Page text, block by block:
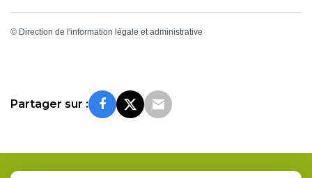
© Direction de l'information légale et administrative
Partager sur :